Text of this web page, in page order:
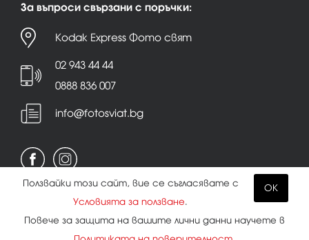
За въпроси свързани с поръчки:
Kodak Express Фото свят
02 943 44 44
0888 836 007
info@fotosviat.bg
|Бисквитки
OK
Ползвайки този сайт, вие се съгласявате с
Условията за ползване.
Повече за защита на вашите лични данни научете в